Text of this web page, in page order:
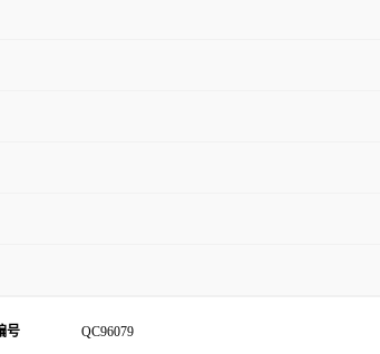
号 QC96079